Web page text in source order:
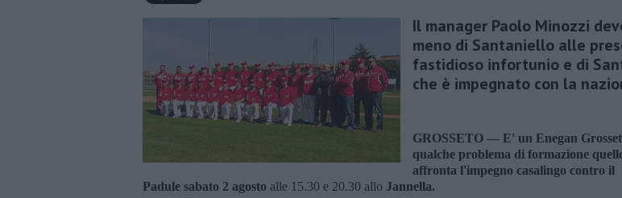
Il manager Paolo Minozzi
meno di Santaniello alle
fastidioso infortunio e di
che è impegnato con la
GROSSETO — E' un Enegan
qualche problema di formazione
affronta l'impegno casalingo contro il
Padule sabato 2 agosto alle 15.30 e 20.30 allo Jannella.